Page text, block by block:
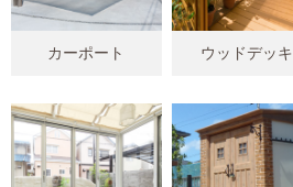
カーポート ウッドデッキ